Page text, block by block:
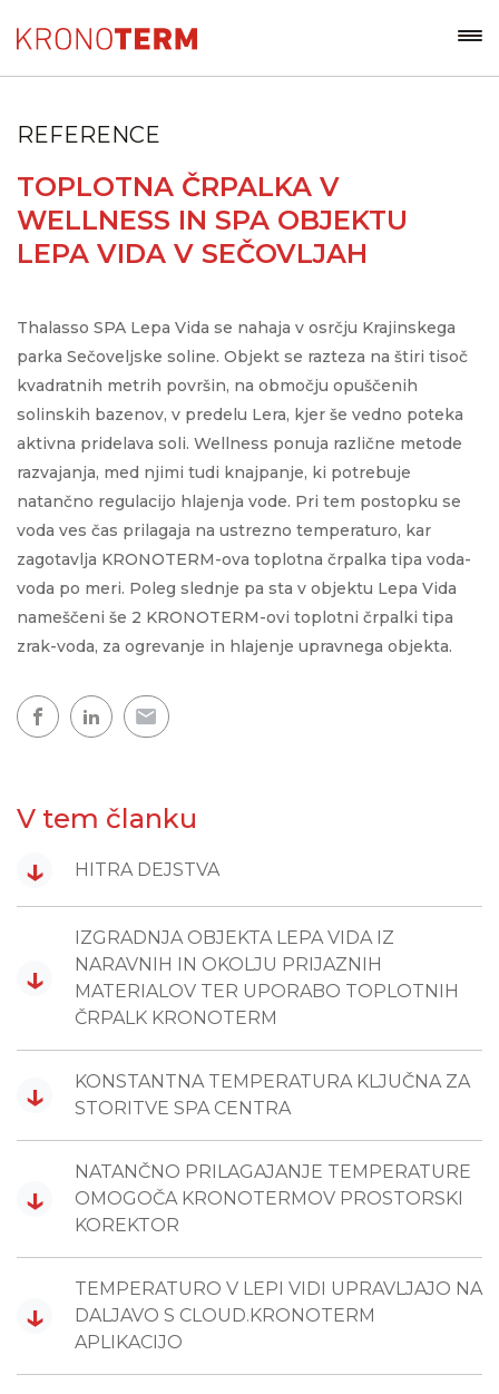
REFERENCE
TOPLOTNA ČRPALKA V
WELLNESS IN SPA OBJEKTU
LEPA VIDA V SEČOVLJAH
Thalasso SPA Lepa Vida se nahaja v osrčju Krajinskega
parka Sečoveljske soline. Objekt se razteza na štiri tisoč
kvadratnih metrih površin, na območju opuščenih
solinskih bazenov, v predelu Lera, kjer še vedno poteka
aktivna pridelava soli. Wellness ponuja različne metode
razvajanja, med njimi tudi knajpanje, ki potrebuje
natančno regulacijo hlajenja vode. Pri tem postopku se
voda ves čas prilagaja na ustrezno temperaturo, kar
zagotavlja KRONOTERM-ova toplotna črpalka tipa voda-
voda po meri. Poleg slednje pa sta v objektu Lepa Vida
nameščeni še 2 KRONOTERM-ovi toplotni črpalki tipa
zrak-voda, za ogrevanje in hlajenje upravnega objekta.
V tem članku
↓ HITRA DEJSTVA
↓
IZGRADNJA OBJEKTA LEPA VIDA IZ
NARAVNIH IN OKOLJU PRIJAZNIH
MATERIALOV TER UPORABO TOPLOTNIH
ČRPALK KRONOTERM
↓
KONSTANTNA TEMPERATURA KLJUČNA ZA
STORITVE SPA CENTRA
↓
NATANČNO PRILAGAJANJE TEMPERATURE
OMOGOČA KRONOTERMOV PROSTORSKI
KOREKTOR
↓
TEMPERATURO V LEPI VIDI UPRAVLJAJO NA
DALJAVO S CLOUD.KRONOTERM
APLIKACIJO